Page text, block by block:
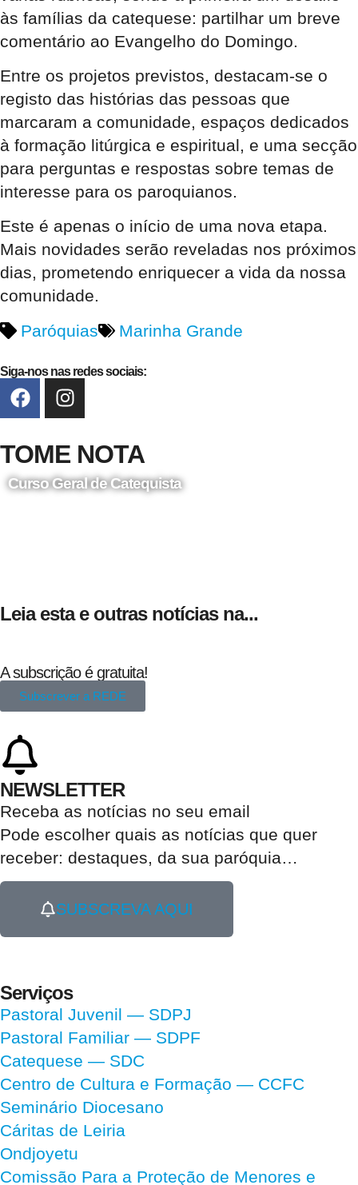
às famílias da catequese: partilhar um breve
comentário ao Evangelho do Domingo.
Entre os projetos previstos, destacam-se o
registo das histórias das pessoas que
marcaram a comunidade, espaços dedicados
à formação litúrgica e espiritual, e uma secção
para perguntas e respostas sobre temas de
interesse para os paroquianos.
Este é apenas o início de uma nova etapa.
Mais novidades serão reveladas nos próximos
dias, prometendo enriquecer a vida da nossa
comunidade.
Paróquias
Marinha Grande
Siga-nos nas redes sociais:
TOME NOTA
Curso Geral de Catequista
Leia esta e outras notícias na...
A subscrição é gratuita!
Subscrever a REDE
NEWSLETTER
Receba as notícias no seu email​
Pode escolher quais as notícias que quer
receber: destaques, da sua paróquia…
SUBSCREVA AQUI
Serviços
Pastoral Juvenil — SDPJ
Pastoral Familiar — SDPF
Catequese — SDC
Centro de Cultura e Formação — CCFC
Seminário Diocesano
Cáritas de Leiria
Ondjoyetu
Comissão Para a Proteção de Menores e